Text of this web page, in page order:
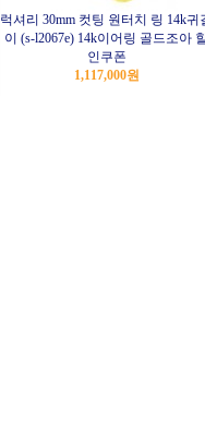
럭셔리 30mm 컷팅 원터치 링 14k귀
이 (s-l2067e) 14k이어링 골드조아
인쿠폰
1,117,000원